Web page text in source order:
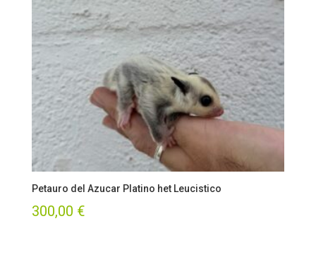
Petauro del Azucar Platino het Leucistico
300,00 €